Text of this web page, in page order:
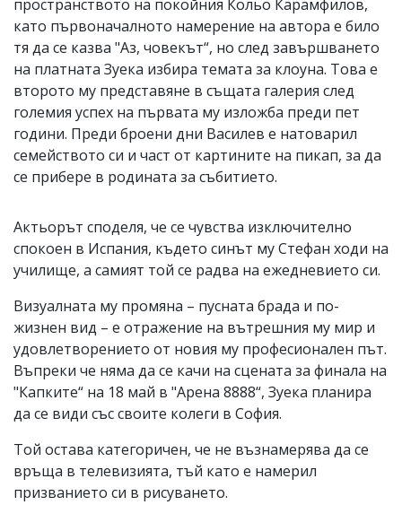
пространството на покойния Кольо Карамфилов,
като първоначалното намерение на автора е било
тя да се казва "Аз, човекът“, но след завършването
на платната Зуека избира темата за клоуна. Това е
второто му представяне в същата галерия след
големия успех на първата му изложба преди пет
години. Преди броени дни Василев е натоварил
семейството си и част от картините на пикап, за да
се прибере в родината за събитието.
Актьорът споделя, че се чувства изключително
спокоен в Испания, където синът му Стефан ходи на
училище, а самият той се радва на ежедневието си.
Визуалната му промяна – пусната брада и по-
жизнен вид – е отражение на вътрешния му мир и
удовлетворението от новия му професионален път.
Въпреки че няма да се качи на сцената за финала на
"Капките“ на 18 май в "Арена 8888“, Зуека планира
да се види със своите колеги в София.
Той остава категоричен, че не възнамерява да се
връща в телевизията, тъй като е намерил
призванието си в рисуването.